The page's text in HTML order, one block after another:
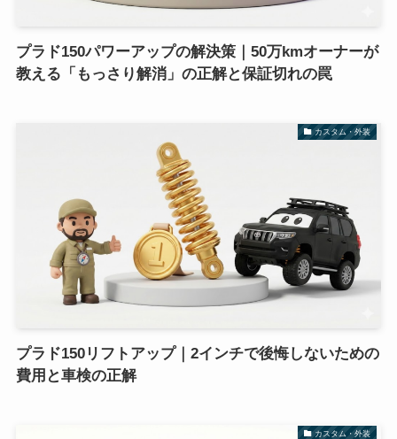
プラド150パワーアップの解決策｜50万kmオーナーが
教える「もっさり解消」の正解と保証切れの罠
カスタム・外装
プラド150リフトアップ｜2インチで後悔しないための
費用と車検の正解
カスタム・外装